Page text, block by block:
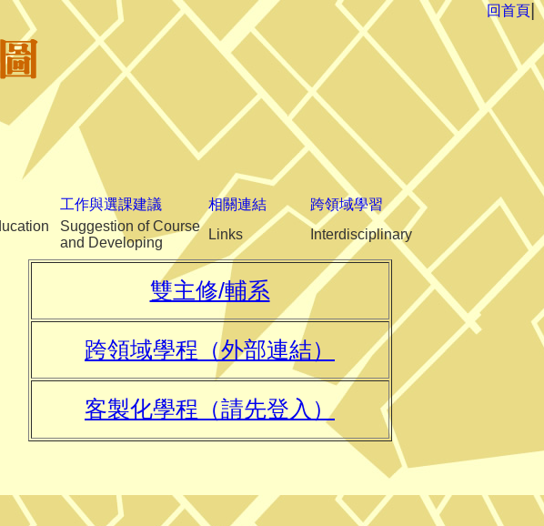
回首頁 ▏
工作與選課建議 相關連結
跨領域學習
Suggestion of Course
and Developing
Links Interdisciplinary
雙主修/輔系
跨領域學程（外部連結）
客製化學程（請先登入）